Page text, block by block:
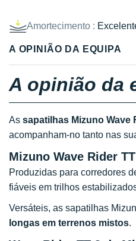
Amortecimento :
A OPINIÃO DA EQUIPA
A opinião da
As sapatilhas Mizuno Wave
acompanham-no tanto nas
Mizuno Wave Rider
Produzidas para corredores
fiáveis em trilhos
Versáteis, as sapatilhas
longas em terrenos mistos.